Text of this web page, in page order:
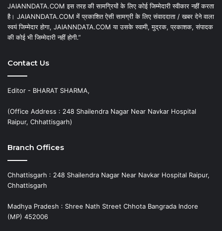
JAIANNDATA.COM इस तरह की सामग्रियों के लिए कोई जिम्मेदारी स्वीकार नहीं करता
है। JAIANNDATA.COM में प्रकाशित ऐसी सामग्री के लिए संवाददाता / खबर देने वाला
स्वयं जिम्मेदार होगा, JAIANNDATA.COM या उसके स्वामी, मुद्रक, प्रकाशक, संपादक
की कोई भी जिम्मेदारी नहीं होगी.”
Contact Us
Editor - BHARAT SHARMA,
(Office Address : 248 Shailendra Nagar Near Navkar Hospital
Raipur, Chhattisgarh)
Branch Offices
Chhattisgarh : 248 Shailendra Nagar Near Navkar Hospital Raipur,
Chhattisgarh
Madhya Pradesh : Shree Nath Street Chhota Bangrada Indore
(MP) 452006